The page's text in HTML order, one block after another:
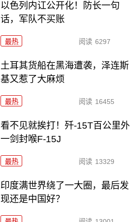
以色列内讧公开化！防长一句
话，军队不买账
最热 阅读 6297
土耳其货船在黑海遭袭，泽连斯
基又惹了大麻烦
最热 阅读 16455
看不见就挨打！歼-15T百公里外
一剑封喉F-15J
最热 阅读 13329
印度满世界绕了一大圈，最后发
现还是中国好？